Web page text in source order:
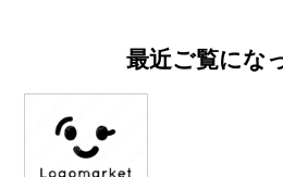
最近ご覧にな